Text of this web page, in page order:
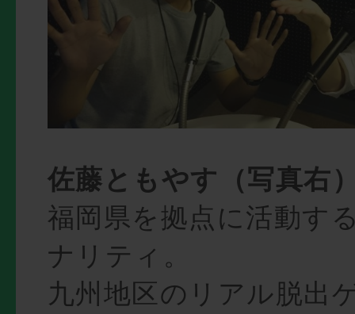
佐藤ともやす（写真右
福岡県を拠点に活動す
ナリティ。
九州地区のリアル脱出